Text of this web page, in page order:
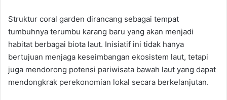
Struktur coral garden dirancang sebagai tempat
tumbuhnya terumbu karang baru yang akan menjadi
habitat berbagai biota laut. Inisiatif ini tidak hanya
bertujuan menjaga keseimbangan ekosistem laut, tetapi
juga mendorong potensi pariwisata bawah laut yang dapat
mendongkrak perekonomian lokal secara berkelanjutan.